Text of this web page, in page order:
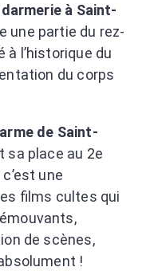
à Saint-
une partie du rez-
à l’historique du
du corps
de Saint-
sa place au 2e
une
ﬁlms cultes qui
de scènes,
!